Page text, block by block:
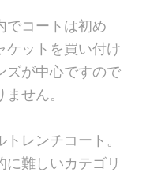
でコートは初め
ケットを買い付け
ズが中心ですので
せん。
レンチコート。
に難しいカテゴリ